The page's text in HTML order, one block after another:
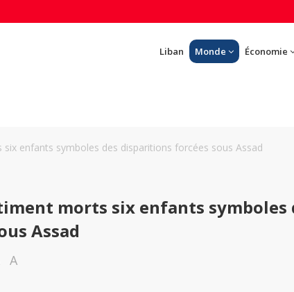
Liban Monde Économie
enfants symboles des disparitions forcées sous Assad
morts six enfants symboles
Assad
A